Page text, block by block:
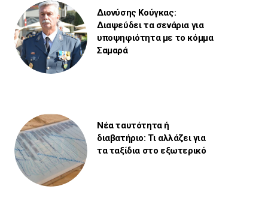
Διονύσης Κούγκας:
Διαψεύδει τα σενάρια για
υποψηφιότητα με το κόμμα
Σαμαρά
Νέα ταυτότητα ή
διαβατήριο: Τι αλλάζει για
τα ταξίδια στο εξωτερικό